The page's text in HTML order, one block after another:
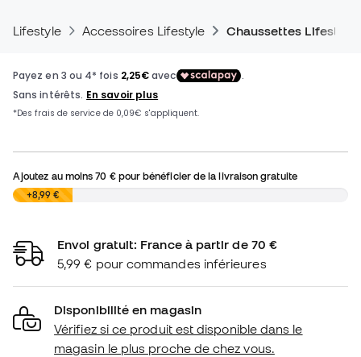
Lifestyle Accessoires Lifestyle Chaussettes Lifestyle
Ajoutez au moins70 €pour bénéficier de la livraison gratuite
0,00 €+8,99 €
Envoi gratuit: France à partir de 70 €
5,99 € pour commandes inférieures
Disponibilité en magasin
Vérifiez si ce produit est disponible dans le
magasin le plus proche de chez vous.